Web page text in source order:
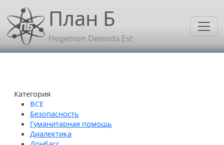
Перейти к основному содержанию
План Б
Hegemon Delenda Est
Категория
Безопасность
Гуманитарная помощь
Диалектика